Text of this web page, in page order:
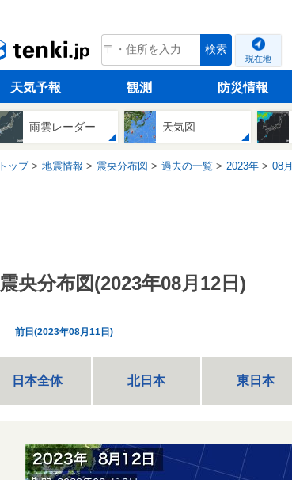
tenki.jp 検索
現在地
天気予報 観測 防災情報
雨雲レーダー 天気図
トップ 地震情報 震央分布図 過去の一覧 2023年 08月
震央分布図(2023年08月12日)
前日(2023年08月11日)
日本全体 北日本 東日本